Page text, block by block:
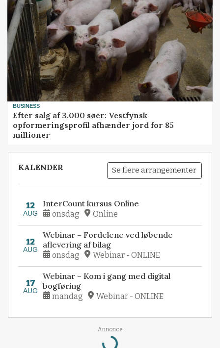
BUSINESS
Efter salg af 3.000 søer: Vestfynsk
opformeringsprofil afhænder jord for 85
millioner
KALENDER Se flere arrangementer
12
AUG
InterCount kursus Online
onsdag Online
12
AUG
Webinar – Fordelene ved løbende
aflevering af bilag
onsdag Webinar - ONLINE
17
AUG
Webinar – Kom i gang med digital
bogføring
mandag Webinar - ONLINE
Annonce
Loading...